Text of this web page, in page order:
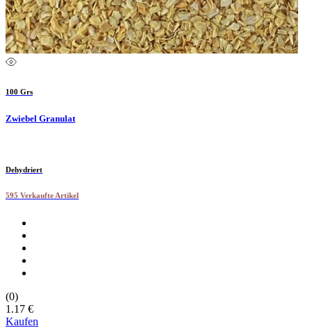
100 Grs
Zwiebel Granulat
Dehydriert
595 Verkaufte Artikel
(0)
1.17 €
Kaufen